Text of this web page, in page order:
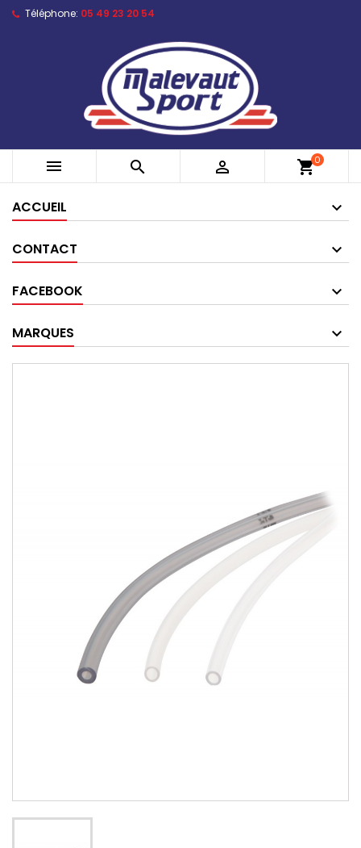
Téléphone: 05 49 23 20 54
   shopping_cart0
ACCUEIL
CONTACT
FACEBOOK
MARQUES